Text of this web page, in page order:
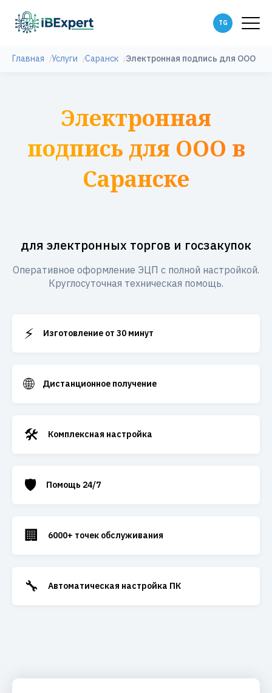
Главная Услуги Саранск Электронная подпись для ООО
Электронная
подпись для ООО в
Саранске
для электронных торгов и госзакупок
Оперативное оформление ЭЦП с полной настройкой.
Круглосуточная техническая помощь.
⚡ Изготовление от 30 минут
🌐 Дистанционное получение
🛠️ Комплексная настройка
🛡️ Помощь 24/7
🏢 6000+ точек обслуживания
🔧 Автоматическая настройка ПК